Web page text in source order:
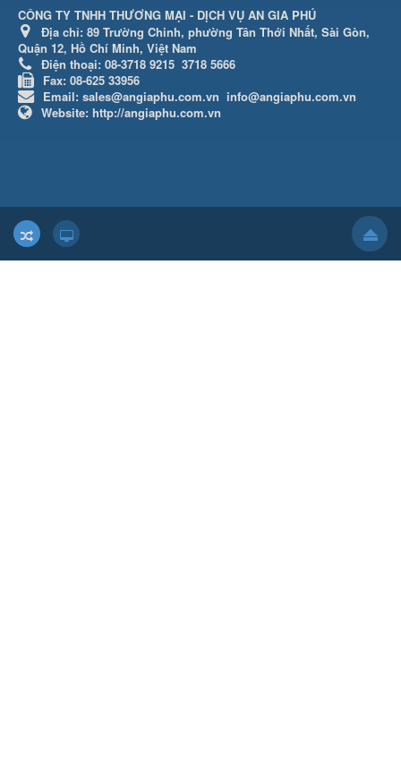
CÔNG TY TNHH THƯƠNG MẠI - DỊCH VỤ AN GIA PHÚ
Địa chỉ: 89 Trường Chinh, phường Tân Thới Nhất, Sài Gòn,
Quận 12, Hồ Chí Minh, Việt Nam
Điện thoại: 08-3718 9215 3718 5666
Fax: 08-625 33956
Email: sales@angiaphu.com.vn info@angiaphu.com.vn
Website: http://angiaphu.com.vn